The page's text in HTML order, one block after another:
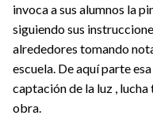
invoca a sus alumnos la
siguiendo sus
alrededores tomando
escuela. De aquí parte
captación de la luz ,
obra.